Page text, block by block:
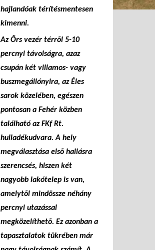
hajlandóak térítésmentesen
kimenni.
Az Õrs vezér térrõl 5-10
percnyi távolságra, azaz
csupán két villamos- vagy
buszmegállónyira, az Éles
sarok közelében, egészen
pontosan a Fehér közben
található az FKf Rt.
hulladékudvara. A hely
megválasztása elsõ hallásra
szerencsés, hiszen két
nagyobb lakótelep is van,
amelytõl mindössze néhány
percnyi utazással
megközelíthetõ. Ez azonban a
tapasztalatok tükrében már